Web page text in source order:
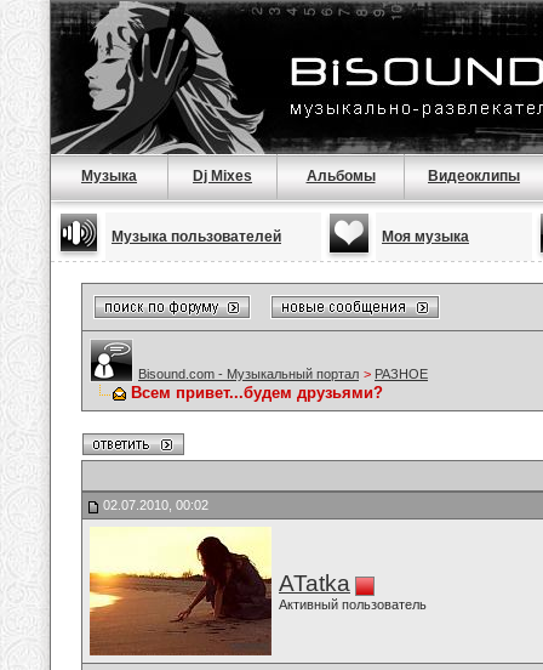
Музыка Dj Mixes Альбомы Видеоклипы
Музыка пользователей Моя музыка
Bisound.com - Музыкальный портал > РАЗНОЕ
Всем привет...будем друзьями?
02.07.2010, 00:02
ATatka
Активный пользователь